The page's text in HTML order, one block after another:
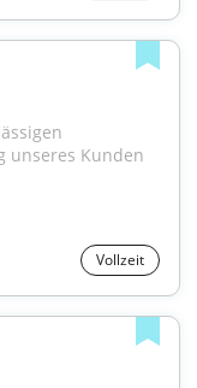
unseres Kunden
Vollzeit